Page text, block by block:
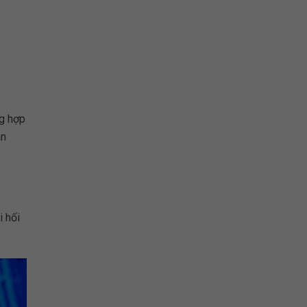
hợp
hối